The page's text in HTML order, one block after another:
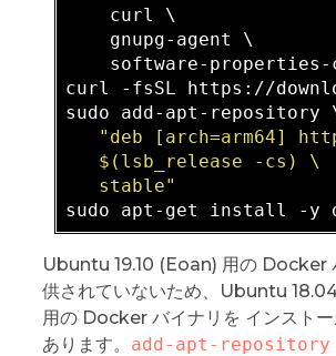
    curl \
    gnupg-agent \
software-properties-
curl -fsSL https://
sudo add-apt-repository
"deb [arch=arm64]
   $(lsb_release -cs) \
   stable"
Ubuntu 19.10 (Eoan) 用の Docker
供されていないため、Ubuntu
用の Docker バイナリを インスト
あります。 add-apt-repository